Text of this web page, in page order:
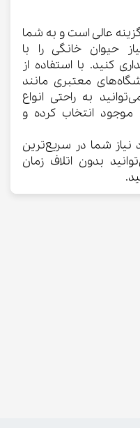
عالی است و به شما
حیوان خانگی را با
کنید. با استفاده از
معتبری مانند
به راحتی انواع
موجود انتخاب کرده و
شما در سریع‌ترین
بدون اتلاف زمان